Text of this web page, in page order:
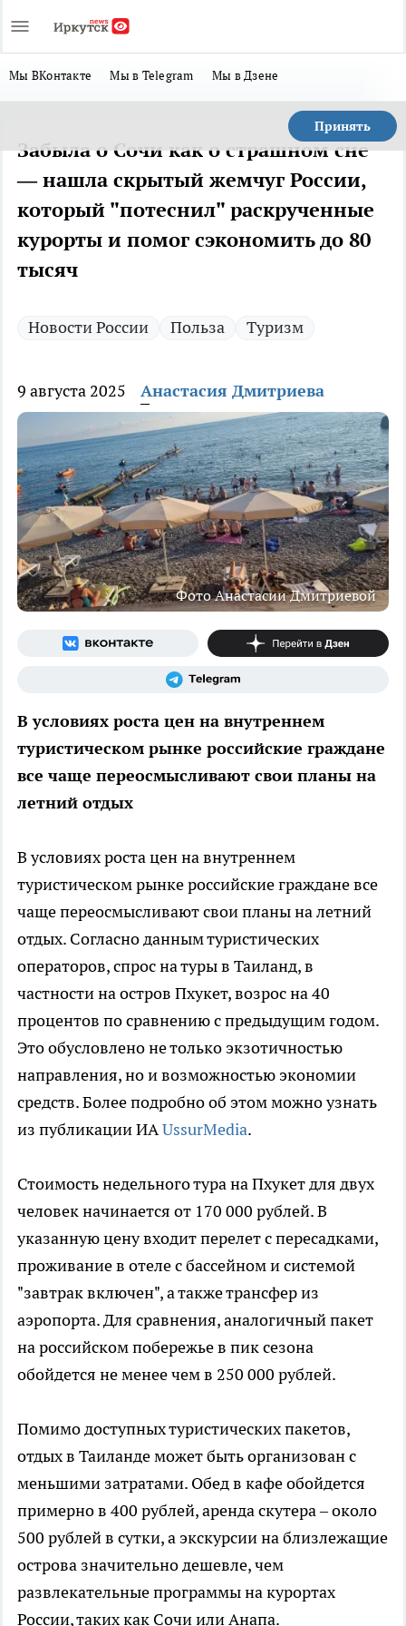
Мы ВКонтакте Мы в Telegram Мы в Дзене
Принять
Забыла о Сочи как о страшном сне
— нашла скрытый жемчуг России,
который "потеснил" раскрученные
курорты и помог сэкономить до 80
тысяч
Новости России Польза Туризм
9 августа 2025 Анастасия Дмитриева
Фото Анастасии Дмитриевой
В условиях роста цен на внутреннем
туристическом рынке российские граждане
все чаще переосмысливают свои планы на
летний отдых
В условиях роста цен на внутреннем
туристическом рынке российские граждане все
чаще переосмысливают свои планы на летний
отдых. Согласно данным туристических
операторов, спрос на туры в Таиланд, в
частности на остров Пхукет, возрос на 40
процентов по сравнению с предыдущим годом.
Это обусловлено не только экзотичностью
направления, но и возможностью экономии
средств. Более подробно об этом можно узнать
из публикации ИАUssurMedia.
Стоимость недельного тура на Пхукет для двух
человек начинается от 170 000 рублей. В
указанную цену входит перелет с пересадками,
проживание в отеле с бассейном и системой
"завтрак включен", а также трансфер из
аэропорта. Для сравнения, аналогичный пакет
на российском побережье в пик сезона
обойдется не менее чем в 250 000 рублей.
Помимо доступных туристических пакетов,
отдых в Таиланде может быть организован с
меньшими затратами. Обед в кафе обойдется
примерно в 400 рублей, аренда скутера – около
500 рублей в сутки, а экскурсии на близлежащие
острова значительно дешевле, чем
развлекательные программы на курортах
России, таких как Сочи или Анапа.